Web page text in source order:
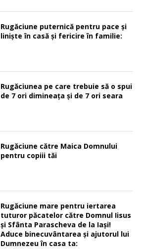
Rugăciune puternică pentru pace şi
linişte în casă şi fericire în familie:
Rugăciunea pe care trebuie să o spui
de 7 ori dimineața și de 7 ori seara
Rugăciune către Maica Domnului
pentru copiii tăi
Rugăciune mare pentru iertarea
tuturor păcatelor către Domnul Iisus
şi Sfânta Parascheva de la Iaşi!
Aduce binecuvântarea şi ajutorul lui
Dumnezeu în casa ta: